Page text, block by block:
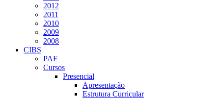
2012
2011
2010
2009
2008
CIBS
PAF
Cursos
Presencial
Apresentação
Estrutura Curricular